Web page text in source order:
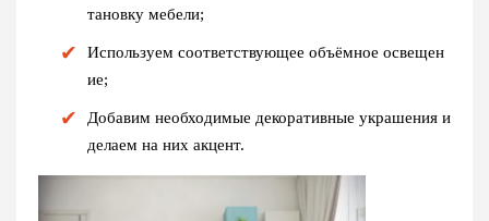
тановку мебели;
Используем соответствующее объёмное освещен
ие;
Добавим необходимые декоративные украшения и
делаем на них акцент.